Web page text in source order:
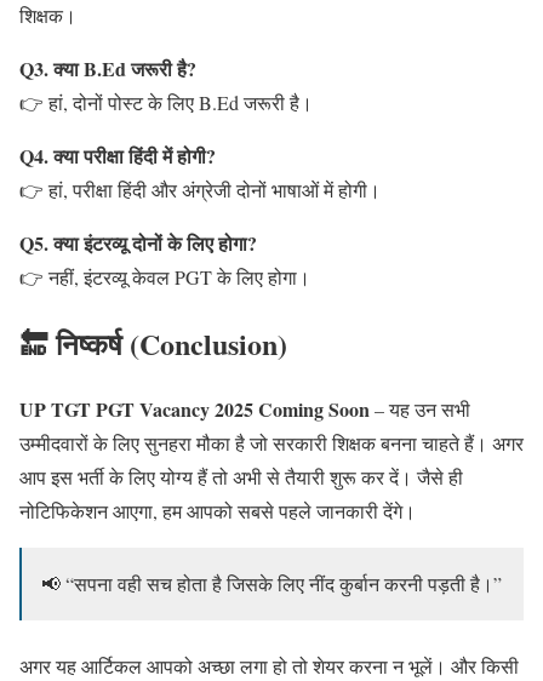
शिक्षक।
Q3. क्या B.Ed जरूरी है?
👉 हां, दोनों पोस्ट के लिए B.Ed जरूरी है।
Q4. क्या परीक्षा हिंदी में होगी?
👉 हां, परीक्षा हिंदी और अंग्रेजी दोनों भाषाओं में होगी।
Q5. क्या इंटरव्यू दोनों के लिए होगा?
👉 नहीं, इंटरव्यू केवल PGT के लिए होगा।
🔚 निष्कर्ष (Conclusion)
UP TGT PGT Vacancy 2025 Coming Soon– यह उन सभी
उम्मीदवारों के लिए सुनहरा मौका है जो सरकारी शिक्षक बनना चाहते हैं। अगर
आप इस भर्ती के लिए योग्य हैं तो अभी से तैयारी शुरू कर दें। जैसे ही
नोटिफिकेशन आएगा, हम आपको सबसे पहले जानकारी देंगे।
📢 “सपना वही सच होता है जिसके लिए नींद कुर्बान करनी पड़ती है।”
अगर यह आर्टिकल आपको अच्छा लगा हो तो शेयर करना न भूलें। और किसी